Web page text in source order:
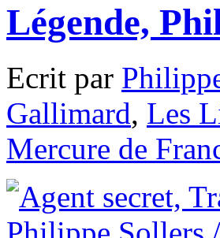
Légende,
Ecrit par
Gallimard, Les
Mercure de